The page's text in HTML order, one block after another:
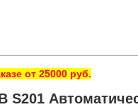
от 25000 руб.
S201